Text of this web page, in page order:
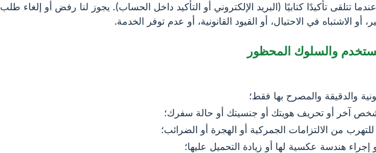
عندما تتلقى تأكيدًا كتابيًا (البريد الإلكتروني أو التأكيد داخل الحساب). يجوز لنا رفض أو إلغاء طلب
الاشتباه في الاحتيال، أو القيود القانونية، أو عدم توفر الخدمة.
والدقيقة والمصرح بها فقط؛
آخر أو تحريف هويتك أو جنسيتك أو حالة سفرك؛
من الالتزامات الجمركية أو الهجرة أو الضرائب؛
هندسة عكسية لها أو زيادة التحميل عليها؛